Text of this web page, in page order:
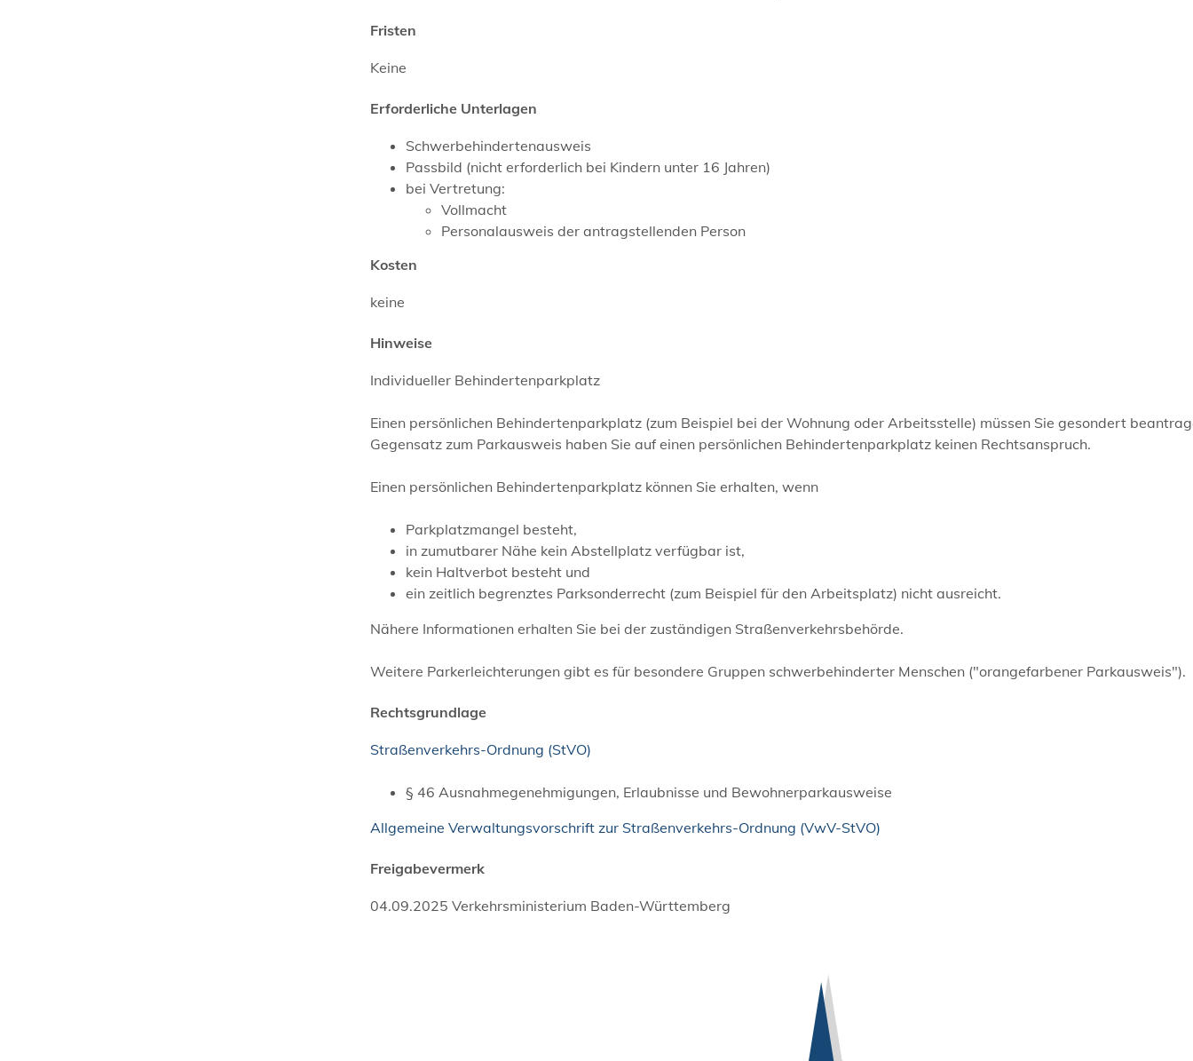
Fristen
Keine
Erforderliche Unterlagen
Schwerbehindertenausweis
Passbild (nicht erforderlich bei Kindern unter 16 Jahren)
bei Vertretung:
Vollmacht
Personalausweis der antragstellenden Person
Kosten
keine
Hinweise
Individueller Behindertenparkplatz
Einen persönlichen Behindertenparkplatz (zum Beispiel bei der Wohnung oder Arbeitsstelle) müssen Sie gesondert
Gegensatz zum Parkausweis haben Sie auf einen persönlichen Behindertenparkplatz keinen Rechtsanspruch.
Einen persönlichen Behindertenparkplatz können Sie erhalten, wenn
Parkplatzmangel besteht,
in zumutbarer Nähe kein Abstellplatz verfügbar ist,
kein Haltverbot besteht und
ein zeitlich begrenztes Parksonderrecht (zum Beispiel für den Arbeitsplatz) nicht ausreicht.
Nähere Informationen erhalten Sie bei der zuständigen Straßenverkehrsbehörde.
Weitere Parkerleichterungen gibt es für besondere Gruppen schwerbehinderter Menschen ("orangefarbener Parkausweis").
Rechtsgrundlage
Straßenverkehrs-Ordnung (StVO)
§ 46 Ausnahmegenehmigungen, Erlaubnisse und Bewohnerparkausweise
Allgemeine Verwaltungsvorschrift zur Straßenverkehrs-Ordnung (VwV-StVO)
Freigabevermerk
04.09.2025 Verkehrsministerium Baden-Württemberg